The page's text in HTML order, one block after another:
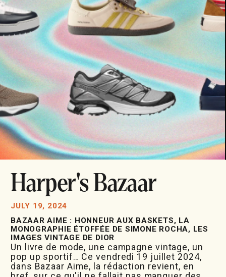
Harper's Bazaar
JULY 19, 2024
BAZAAR AIME : HONNEUR AUX BASKETS, LA
MONOGRAPHIE ÉTOFFÉE DE SIMONE ROCHA, LES
IMAGES VINTAGE DE DIOR
Un livre de mode, une campagne vintage, un
pop up sportif… Ce vendredi 19 juillet 2024,
dans Bazaar Aime, la rédaction revient, en